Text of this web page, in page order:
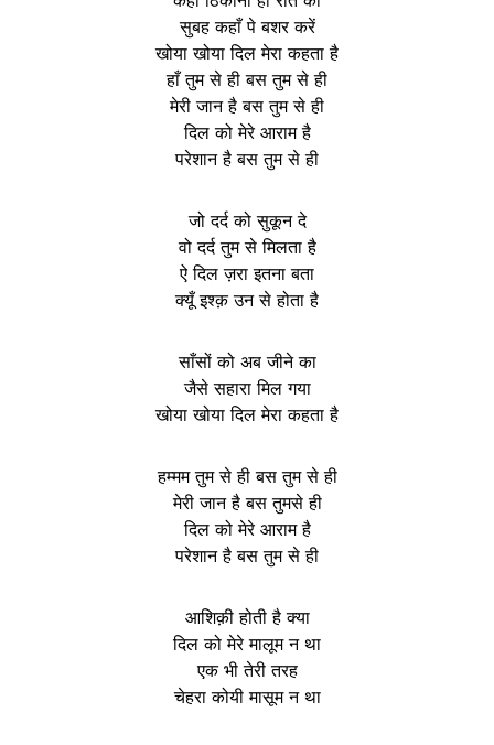
सुबह कहाँ पे बशर करें
खोया खोया दिल मेरा कहता है
हाँ तुम से ही बस तुम से ही
मेरी जान है बस तुम से ही
दिल को मेरे आराम है
परेशान है बस तुम से ही
जो दर्द को सुकून दे
वो दर्द तुम से मिलता है
ऐ दिल ज़रा इतना बता
क्यूँ इश्क़ उन से होता है
साँसों को अब जीने का
जैसे सहारा मिल गया
खोया खोया दिल मेरा कहता है
हम्मम तुम से ही बस तुम से ही
मेरी जान है बस तुमसे ही
दिल को मेरे आराम है
परेशान है बस तुम से ही
आशिक़ी होती है क्या
दिल को मेरे मालूम न था
एक भी तेरी तरह
चेहरा कोयी मासूम न था